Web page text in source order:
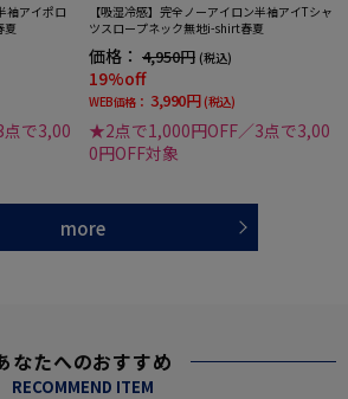
袖アイポロ
夏
で3,00
【吸湿冷感】完全ノーアイロン半袖アイTシャ
ツスロープネック無地i-shirt春夏
価格： 4,950円 (税込)
19%off
WEB価格： 3,990円 (税込)
★2点で1,000円OFF／3点で3,00
0円OFF対象
more
なたへのおすすめ
RECOMMEND ITEM